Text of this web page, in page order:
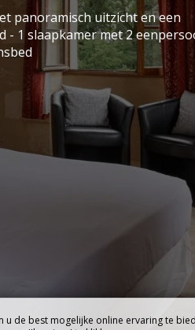
panoramisch uitzicht en een
- 1 slaapkamer met 2
u de best mogelijke online ervaring te